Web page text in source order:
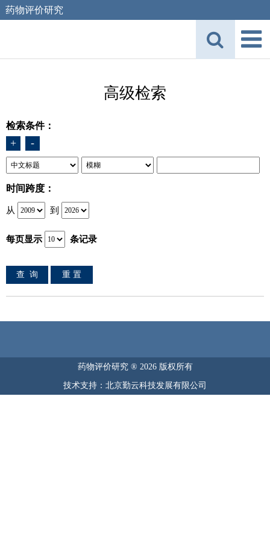
药物评价研究
高级检索
检索条件：
+ -
时间跨度：
从 到
每页显示 条记录
药物评价研究 ® 2026 版权所有
技术支持：北京勤云科技发展有限公司